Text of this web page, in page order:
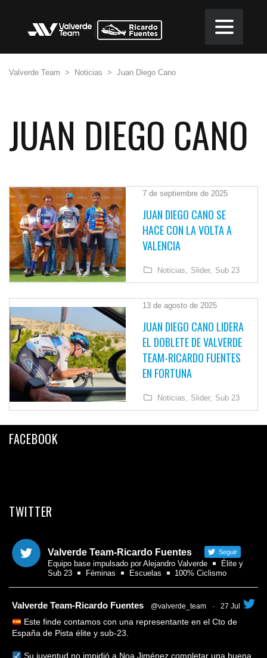
Valverde Team > Noticias > Juan Diego Cano
JUAN DIEGO CANO
7 de septiembre de 2025
JUAN DIEGO CANO SE
HACE CON LA VOLTA A
VALENCIA
Noticias, Slider, Sub 23
13 de agosto de 2025
JUAN DIEGO CANO LIDERA
EL DOBLETE DE VALVERDE
TEAM-RICARDO FUENTES
EN FORTUNA
Noticias, Slider, Sub 23
FACEBOOK
TWITTER
Valverde Team-Ricardo Fuentes Seguir
Equipo base impulsado por Alejandro Valverde
Élite y
Sub 23
Féminas Escuelas 100% Ciclismo
Valverde Team-Ricardo Fuentes @valverde_team · 27 Jul
Este finde contamos con una representante en el Cto de
España de Pista élite y sub-23.
Su juventud no impidió a Noa Jiménez completar una buena